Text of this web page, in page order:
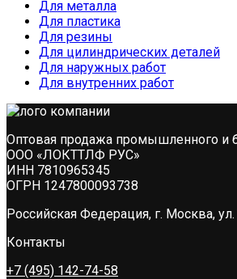
Для металла
Для пластика
Для резины
Для цилиндрических деталей
Для наружных работ
Для внутренних работ
Оптовая продажа промышленного и
ООО «ЛОКТТЛФ РУС»
ИНН 7810965345
ОГРН 1247800093738
Российская Федерация, г. Москва, ул.
Контакты
+7 (495) 142-74-58